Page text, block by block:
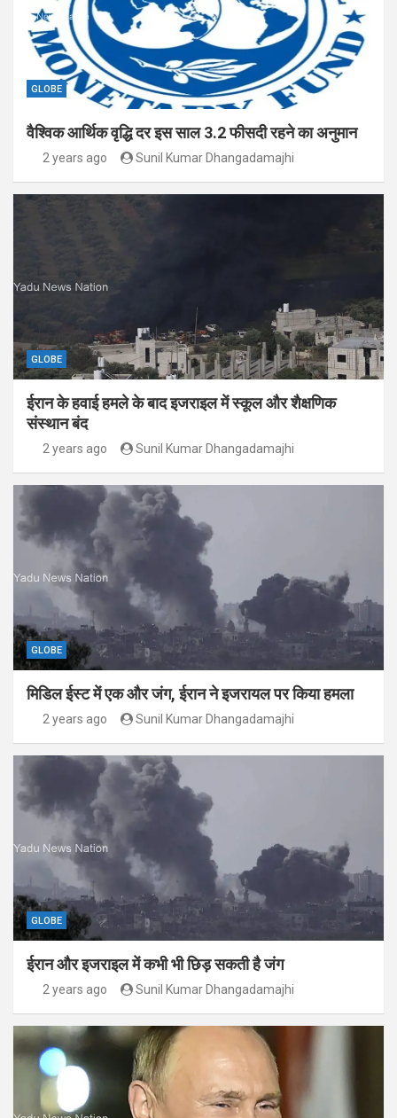
GLOBE
वैश्विक आर्थिक वृद्धि दर इस साल 3.2 फीसदी रहने का अनुमान
2 years ago Sunil Kumar Dhangadamajhi
GLOBE
ईरान के हवाई हमले के बाद इजराइल में स्कूल और शैक्षणिक
संस्थान बंद
2 years ago Sunil Kumar Dhangadamajhi
GLOBE
मिडिल ईस्ट में एक और जंग, ईरान ने इजरायल पर किया हमला
2 years ago Sunil Kumar Dhangadamajhi
GLOBE
ईरान और इजराइल में कभी भी छिड़ सकती है जंग
2 years ago Sunil Kumar Dhangadamajhi